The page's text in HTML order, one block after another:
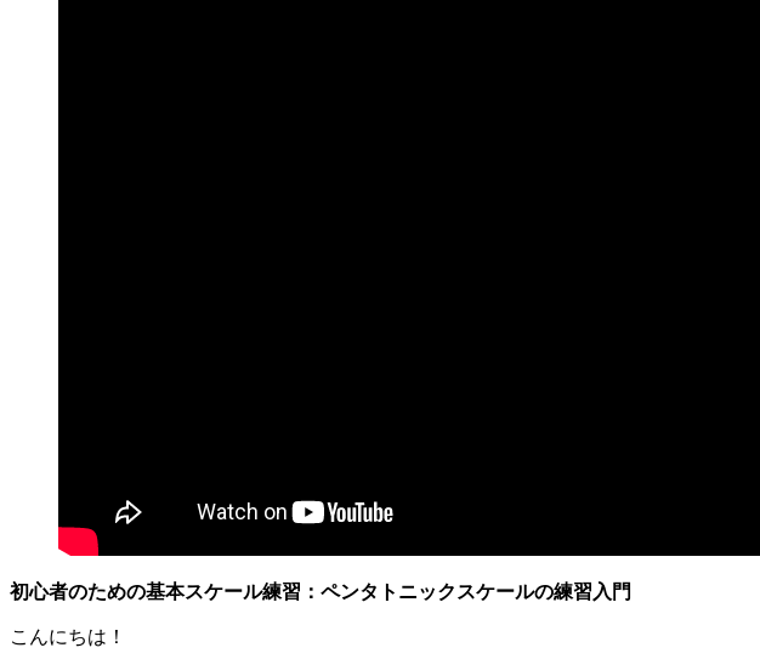
初心者のための基本スケール練習：ペンタトニックスケールの練習入門
こんにちは！